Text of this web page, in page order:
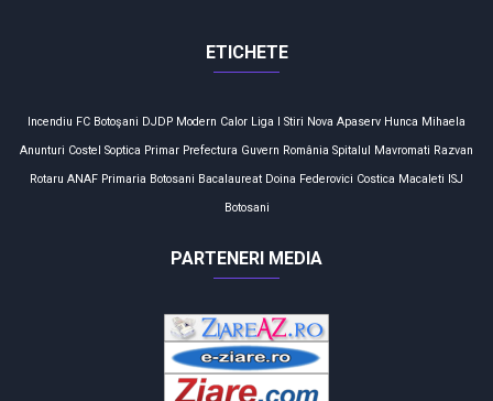
ETICHETE
Incendiu FC Botoşani DJDP Modern Calor Liga I Stiri Nova Apaserv Hunca Mihaela
Anunturi Costel Soptica Primar Prefectura Guvern România Spitalul Mavromati Razvan
Rotaru ANAF Primaria Botosani Bacalaureat Doina Federovici Costica Macaleti ISJ
Botosani
PARTENERI MEDIA